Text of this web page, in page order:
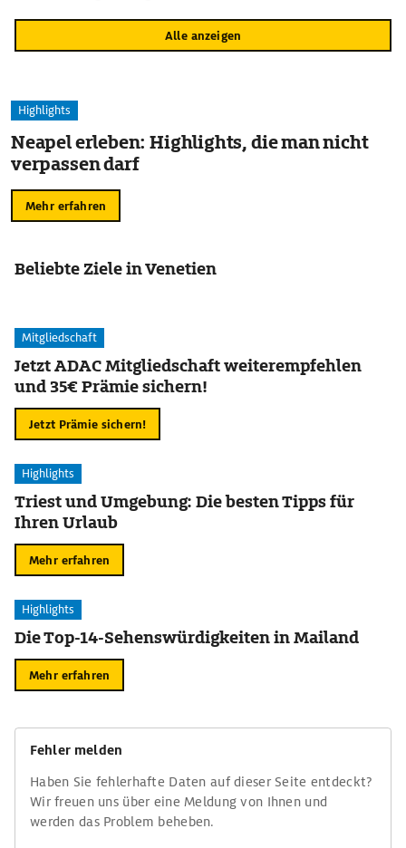
Alle anzeigen
Highlights
Neapel erleben: Highlights, die man nicht
verpassen darf
Mehr erfahren
Beliebte Ziele in Venetien
Mitgliedschaft
Jetzt ADAC Mitgliedschaft weiterempfehlen
und 35€ Prämie sichern!
Jetzt Prämie sichern!
Highlights
Triest und Umgebung: Die besten Tipps für
Ihren Urlaub
Mehr erfahren
Highlights
Die Top-14-Sehenswürdigkeiten in Mailand
Mehr erfahren
Fehler melden
Haben Sie fehlerhafte Daten auf dieser Seite entdeckt?
Wir freuen uns über eine Meldung von Ihnen und
werden das Problem beheben.